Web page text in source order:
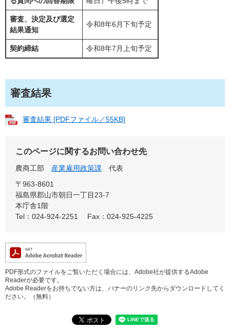
審査、決定及び選定
結果通知
令和8年6月下旬予定
契約締結 令和8年7月上旬予定
審査結果
審査結果 [PDFファイル／55KB]
このページに関するお問い合わせ先
農商工部 産業雇用政策課
代表
〒963-8601
福島県郡山市朝日一丁目23-7
本庁舎1階
Tel：024-924-2251
Fax：024-925-4225
PDF形式のファイルをご覧いただく場合には、Adobe社が提供するAdobe
Readerが必要です。
Adobe Readerをお持ちでない方は、バナーのリンク先からダウンロードしてく
ださい。（無料）